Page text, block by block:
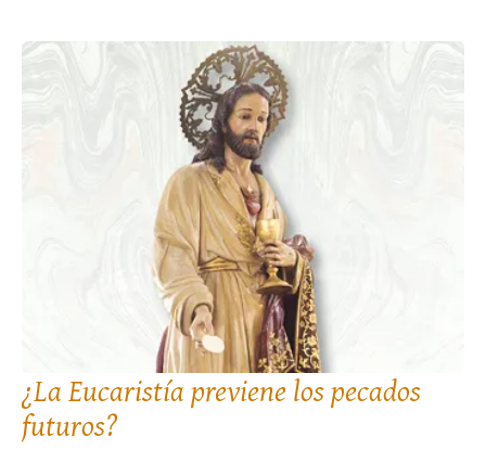
¿La Eucaristía previene los pecados
futuros?